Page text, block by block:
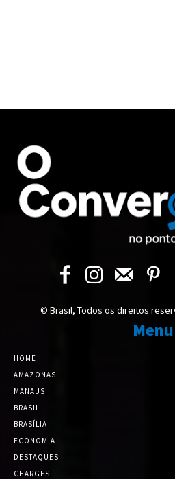
© Brasil, Todos os direitos
Menu
HOME
AMAZONAS
MANAUS
BRASIL
BRASÍLIA
ECONOMIA
DESTAQUES
CHARGES